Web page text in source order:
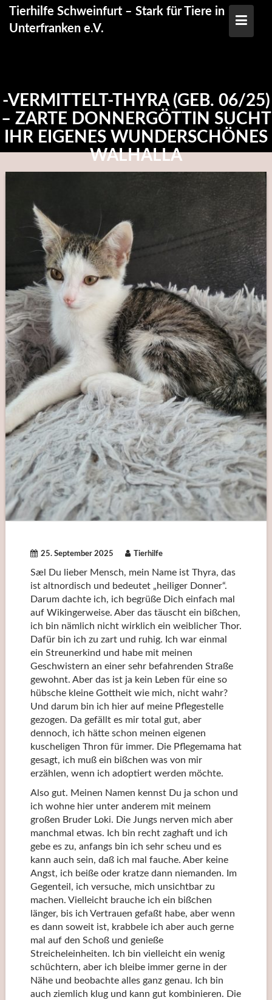
Skip
content
Tierhilfe Schweinfurt – Stark für Tiere in
Unterfranken e.V.
-VERMITTELT-THYRA (GEB. 06/25)
– ZARTE DONNERGÖTTIN SUCHT
IHR EIGENES WUNDERSCHÖNES
WALHALLA
25. September 2025 Tierhilfe
Sæl Du lieber Mensch, mein Name ist Thyra, das
ist altnordisch und bedeutet „heiliger Donner“.
Darum dachte ich, ich begrüße Dich einfach mal
auf Wikingerweise. Aber das täuscht ein bißchen,
ich bin nämlich nicht wirklich ein weiblicher Thor.
Dafür bin ich zu zart und ruhig. Ich war einmal
ein Streunerkind und habe mit meinen
Geschwistern an einer sehr befahrenden Straße
gewohnt. Aber das ist ja kein Leben für eine so
hübsche kleine Gottheit wie mich, nicht wahr?
Und darum bin ich hier auf meine Pflegestelle
gezogen. Da gefällt es mir total gut, aber
dennoch, ich hätte schon meinen eigenen
kuscheligen Thron für immer. Die Pflegemama hat
gesagt, ich muß ein bißchen was von mir
erzählen, wenn ich adoptiert werden möchte.
Also gut. Meinen Namen kennst Du ja schon und
ich wohne hier unter anderem mit meinem
großen Bruder Loki. Die Jungs nerven mich aber
manchmal etwas. Ich bin recht zaghaft und ich
gebe es zu, anfangs bin ich sehr scheu und es
kann auch sein, daß ich mal fauche. Aber keine
Angst, ich beiße oder kratze dann niemanden. Im
Gegenteil, ich versuche, mich unsichtbar zu
machen. Vielleicht brauche ich ein bißchen
länger, bis ich Vertrauen gefaßt habe, aber wenn
es dann soweit ist, krabbele ich aber auch gerne
mal auf den Schoß und genieße
Streicheleinheiten. Ich bin vielleicht ein wenig
schüchtern, aber ich bleibe immer gerne in der
Nähe und beobachte alles ganz genau. Ich bin
auch ziemlich klug und kann gut kombinieren. Die